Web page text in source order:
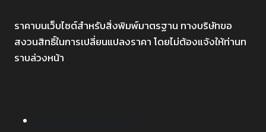
ราคาบนเว็บไซต์สำหรับสิ่งพิมพ์มาตรฐาน ทางบริษัทขอ
สงวนสิทธิ์ในการเปลี่ยนแปลงราคา โดยไม่ต้องแจ้งให้ท่านท
ราบล่วงหน้า